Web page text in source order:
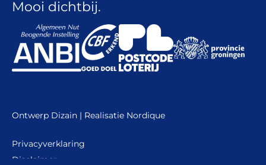
Mooi dichtbij.
Privacyverklaring
Disclaimer
Ontwerp Dizain | Realisatie Nordique